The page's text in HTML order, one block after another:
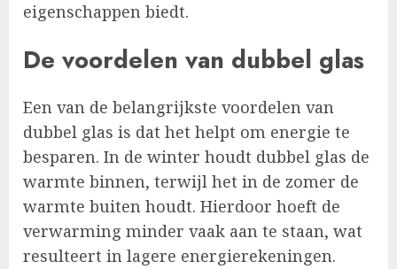
eigenschappen biedt.
De voordelen van dubbel glas
Een van de belangrijkste voordelen van
dubbel glas is dat het helpt om energie te
besparen. In de winter houdt dubbel glas de
warmte binnen, terwijl het in de zomer de
warmte buiten houdt. Hierdoor hoeft de
verwarming minder vaak aan te staan, wat
resulteert in lagere energierekeningen.